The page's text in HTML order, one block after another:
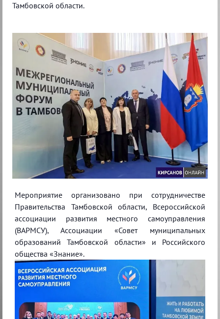
Тамбовской области.
Мероприятие организовано при сотрудничестве
Правительства Тамбовской области, Всероссийской
ассоциации развития местного самоуправления
(ВАРМСУ), Ассоциации «Совет муниципальных
образований Тамбовской области» и Российского
общества «Знание».